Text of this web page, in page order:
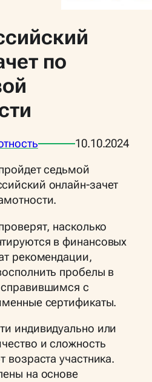
по
10.10.2024
седьмой
онлайн-зачет
насколько
в финансовых
рекомендации,
пробелы в
с
сертификаты.
индивидуально или
и сложность
возраста участника.
на основе